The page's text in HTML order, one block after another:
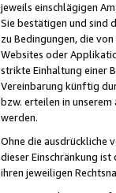
jeweils einschlägigen
Sie bestätigen und sind
zu Bedingungen, die
Websites oder
strikte Einhaltung einer
Vereinbarung künftig
bzw. erteilen in
werden.
Ohne die ausdrückliche
dieser Einschränkung
ihren jeweiligen